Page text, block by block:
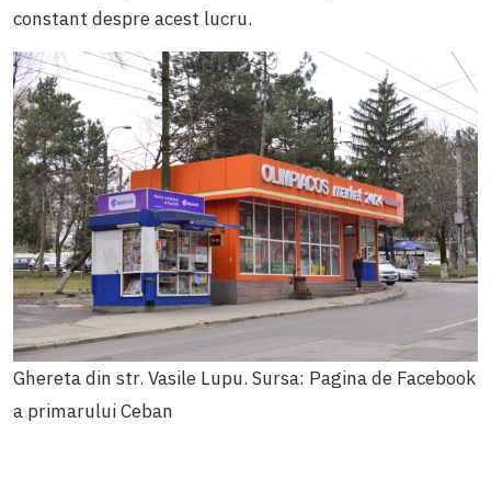
constant despre acest lucru.
Ghereta din str. Vasile Lupu. Sursa: Pagina de Facebook
a primarului Ceban